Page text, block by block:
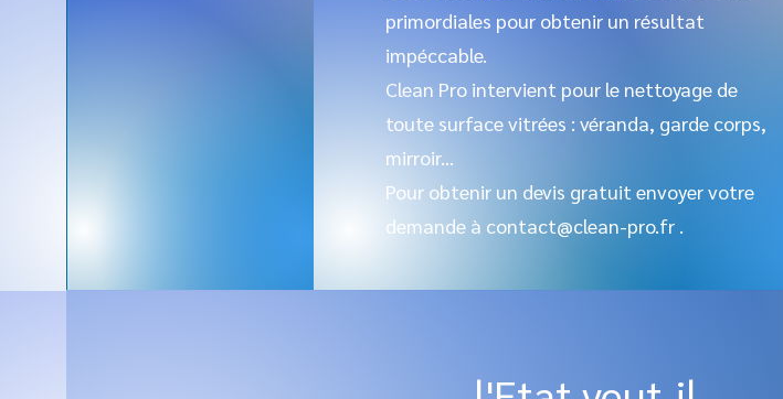
primordiales pour obtenir un résultat
impéccable.
Clean Pro intervient pour le nettoyage de
toute surface vitrées : véranda, garde corps,
mirroir...
Pour obtenir un devis gratuit envoyer votre
demande à contact@clean-pro.fr .